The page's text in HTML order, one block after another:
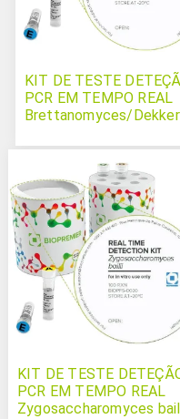
KIT DE TESTE
PCR EM TEMPO REAL
Brettanomyces/
KIT DE TESTE
PCR EM TEMPO REAL
Zygosaccharomyces